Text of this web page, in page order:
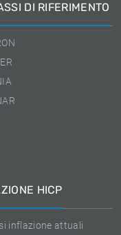
DI RIFERIMENTO
HICP
inflazione attuali